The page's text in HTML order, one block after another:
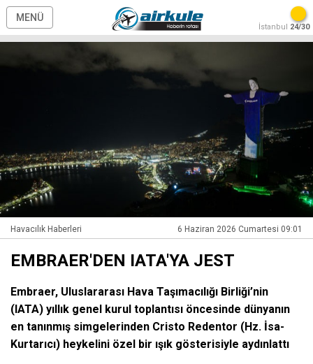
MENÜ
İstanbul 24/30
Havacılık Haberleri 6 Haziran 2026 Cumartesi 09:01
EMBRAER'DEN IATA'YA JEST
Embraer, Uluslararası Hava Taşımacılığı Birliği’nin
(IATA) yıllık genel kurul toplantısı öncesinde dünyanın
en tanınmış simgelerinden Cristo Redentor (Hz. İsa-
Kurtarıcı) heykelini özel bir ışık gösterisiyle aydınlattı